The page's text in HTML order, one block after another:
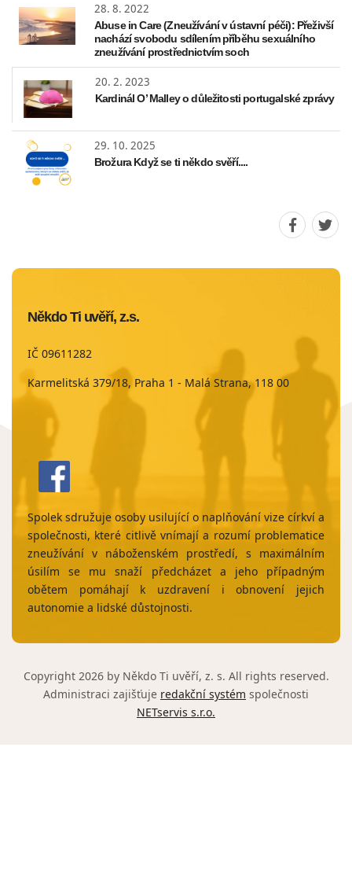
28. 8. 2022
Abuse in Care (Zneužívání v ústavní péči): Přeživší
nachází svobodu sdílením příběhu sexuálního
zneužívání prostřednictvím soch
20. 2. 2023
Kardinál O’ Malley o důležitosti portugalské zprávy
29. 10. 2025
Brožura Když se ti někdo svěří....
Sdílet
na
Někdo Ti uvěří, z.s.
IČ 09611282
Karmelitská 379/18, Praha 1 - Malá Strana, 118 00
Spolek sdružuje osoby usilující o naplňování vize církví a
společnosti, které citlivě vnímají a rozumí problematice
zneužívání v náboženském prostředí, s maximálním
úsilím se mu snaží předcházet a jeho případným
obětem pomáhají k uzdravení i obnovení jejich
autonomie a lidské důstojnosti.
Copyright 2026 by Někdo Ti uvěří, z. s. All rights reserved.
Administraci zajišťuje redakční systém společnosti
NETservis s.r.o.